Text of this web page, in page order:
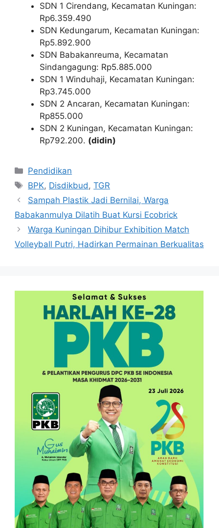
SDN 1 Cirendang, Kecamatan Kuningan:
Rp6.359.490
SDN Kedungarum, Kecamatan Kuningan:
Rp5.892.900
SDN Babakanreuma, Kecamatan
Sindangagung: Rp5.885.000
SDN 1 Winduhaji, Kecamatan Kuningan:
Rp3.745.000
SDN 2 Ancaran, Kecamatan Kuningan:
Rp855.000
SDN 2 Kuningan, Kecamatan Kuningan:
Rp792.200. (didin)
Kategori
Pendidikan
Tag
BPK, Disdikbud ,TGR
Sampah Plastik Jadi Bernilai, Warga
Babakanmulya Dilatih Buat Kursi Ecobrick
Warga Kuningan Dihibur Exhibition Match
Volleyball Putri, Hadirkan Permainan Berkualitas